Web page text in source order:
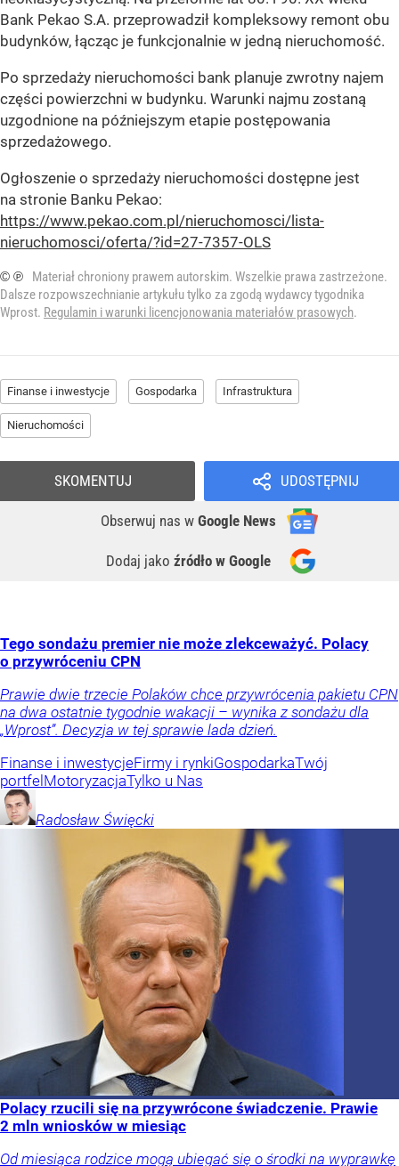
Bank Pekao S.A. przeprowadził kompleksowy remont obu
budynków, łącząc je funkcjonalnie w jedną nieruchomość.
Po sprzedaży nieruchomości bank planuje zwrotny najem
części powierzchni w budynku. Warunki najmu zostaną
uzgodnione na późniejszym etapie postępowania
sprzedażowego.
Ogłoszenie o sprzedaży nieruchomości dostępne jest
na stronie Banku Pekao:
https://www.pekao.com.pl/nieruchomosci/lista-
nieruchomosci/oferta/?id=27-7357-OLS
© ℗
Materiał chroniony prawem autorskim. Wszelkie prawa zastrzeżone.
Dalsze rozpowszechnianie artykułu tylko za zgodą wydawcy tygodnika
Wprost. Regulamin i warunki licencjonowania materiałów prasowych.
Finanse i inwestycje Gospodarka Infrastruktura
Nieruchomości
UDOSTĘPNIJ
Obserwuj nas w Google News
Dodaj jako źródło w Google
SKOMENTUJ
Tego sondażu premier nie może zlekceważyć. Polacy
o przywróceniu CPN
Prawie dwie trzecie Polaków chce przywrócenia pakietu CPN
na dwa ostatnie tygodnie wakacji – wynika z sondażu dla
„Wprost”. Decyzja w tej sprawie lada dzień.
Finanse i inwestycjeFirmy i rynkiGospodarkaTwój
portfelMotoryzacjaTylko u Nas
Radosław Święcki
Polacy rzucili się na przywrócone świadczenie. Prawie
2 mln wniosków w miesiąc
Od miesiąca rodzice mogą ubiegać się o środki na wyprawkę